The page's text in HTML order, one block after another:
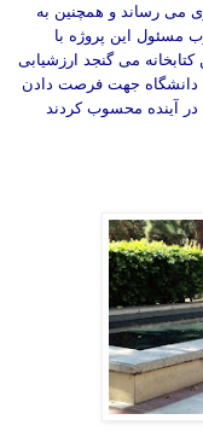
می رساند و همچنین به
مسئول این پروژه با
کتابخانه می گنجد ارزشيابى
دانشگاه جهت فرصت دادن